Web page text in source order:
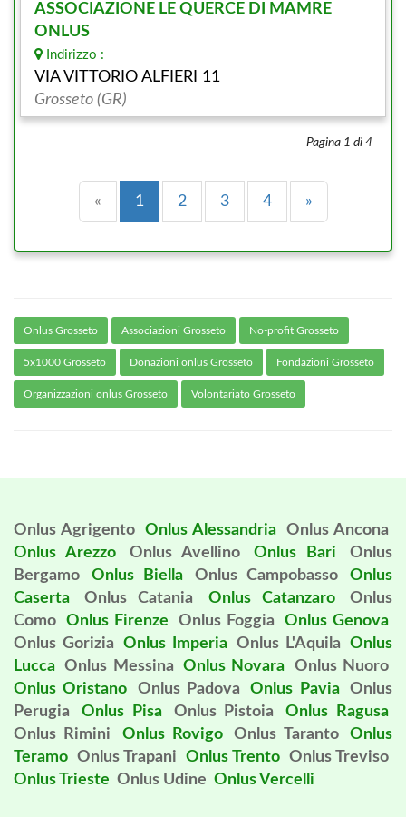
ASSOCIAZIONE LE QUERCE DI MAMRE
ONLUS
Indirizzo :
VIA VITTORIO ALFIERI 11
Grosseto (GR)
Pagina 1 di 4
«Precedente
1(current)
2 3 4 »Successiva
Onlus Grosseto Associazioni Grosseto No-profit Grosseto
5x1000 Grosseto Donazioni onlus Grosseto Fondazioni Grosseto
Organizzazioni onlus Grosseto Volontariato Grosseto
Onlus Agrigento Onlus Alessandria
Onlus Ancona
Onlus Arezzo
Onlus Avellino Onlus Bari
Onlus
Bergamo
Onlus Biella Onlus Campobasso
Onlus
Caserta
Onlus Catania Onlus Catanzaro
Onlus
Como
Onlus Firenze Onlus Foggia
Onlus Genova
Onlus Gorizia
Onlus Imperia Onlus L'Aquila
Onlus
Lucca Onlus Messina Onlus Novara
Onlus Nuoro
Onlus Oristano
Onlus Padova Onlus Pavia
Onlus
Perugia
Onlus Pisa Onlus Pistoia
Onlus Ragusa
Onlus Rimini
Onlus Rovigo Onlus Taranto
Onlus
Teramo Onlus Trapani Onlus Trento Onlus Treviso
Onlus Trieste Onlus Udine Onlus Vercelli